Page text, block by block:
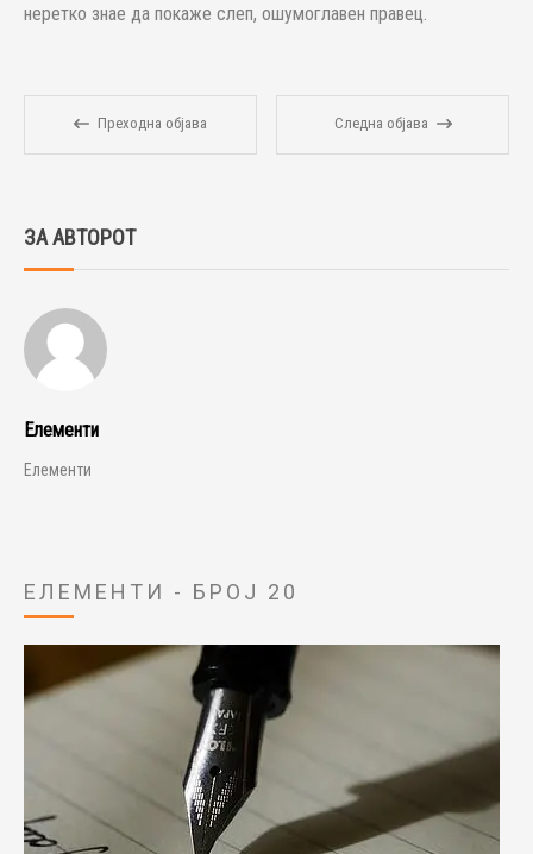
неретко знае да покаже слеп, ошумоглавен правец.
Преходна објава Следна објава
ЗА АВТОРОТ
Елементи
Елементи
ЕЛЕМЕНТИ - БРОЈ 20